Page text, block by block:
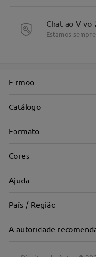
Durável
Chat ao Vivo
Estamos
Firmoo
Catálogo
Formato
Cores
Ajuda
País / Região
A autoridade